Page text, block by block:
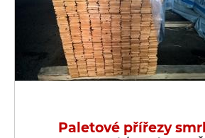
Paletové přířezy